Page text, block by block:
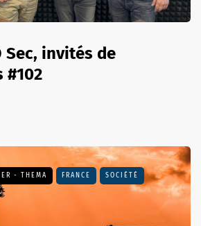
Sec, invités de
#102
- THEMA FRANCE SOCIÉTÉ